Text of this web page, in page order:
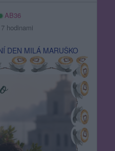
AB36
hodinami
DEN MILÁ MARUŠKO